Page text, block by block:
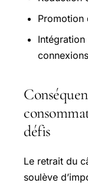
Promotion
défis
Le retrait du
soulève